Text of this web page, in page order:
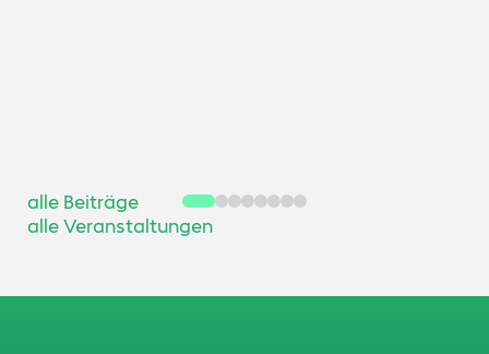
alle Beiträge
alle Veranstaltungen